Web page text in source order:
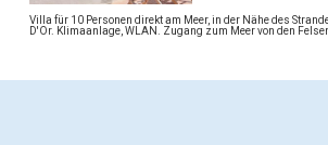
Villa für 10 Personen direkt am Meer, in der Nähe des
D'Or. Klimaanlage, WLAN. Zugang zum Meer von den